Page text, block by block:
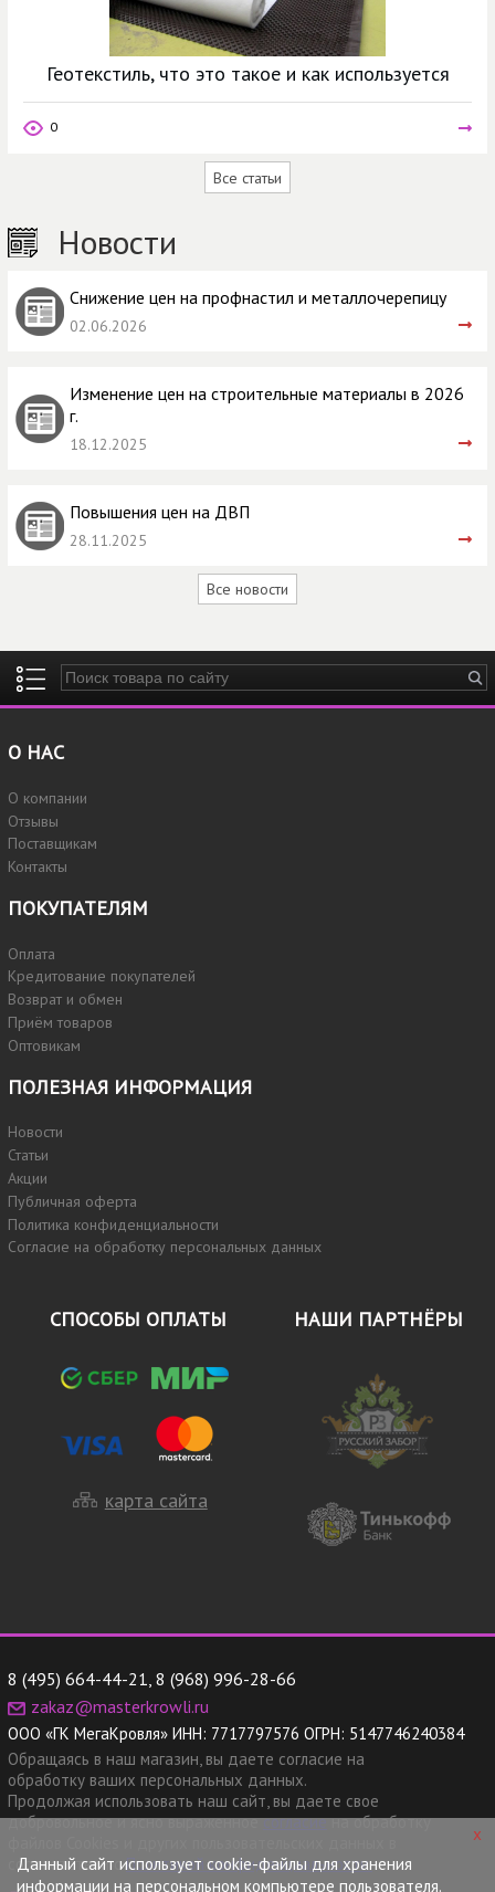
Геотекстиль, что это такое и как используется
0
Все статьи
Новости
Снижение цен на профнастил и металлочерепицу
02.06.2026
Изменение цен на строительные материалы в 2026
г.
18.12.2025
Повышения цен на ДВП
28.11.2025
Все новости
Данный сайт использует cookie-файлы для хранения
информации на персональном компьютере пользователя.
x
Введите ключевые слова для поиска
О НАС
О компании
Отзывы
Поставщикам
Контакты
ПОКУПАТЕЛЯМ
Оплата
Кредитование покупателей
Возврат и обмен
Приём товаров
Оптовикам
ПОЛЕЗНАЯ ИНФОРМАЦИЯ
Новости
Статьи
Акции
Публичная оферта
Политика конфиденциальности
Согласие на обработку персональных данных
СПОСОБЫ ОПЛАТЫ
карта сайта
НАШИ ПАРТНЁРЫ
8 (495) 664-44-21, 8 (968) 996-28-66
zakaz@masterkrowli.ru
ООО «ГК МегаКровля» ИНН: 7717797576 ОГРН: 5147746240384
Обращаясь в наш магазин, вы даете согласие на
обработку ваших персональных данных.
Продолжая использовать наш сайт, вы даете свое
добровольное и ясно выраженноесогласиена обработку
соответствии сПолитикой конфиденциальности.